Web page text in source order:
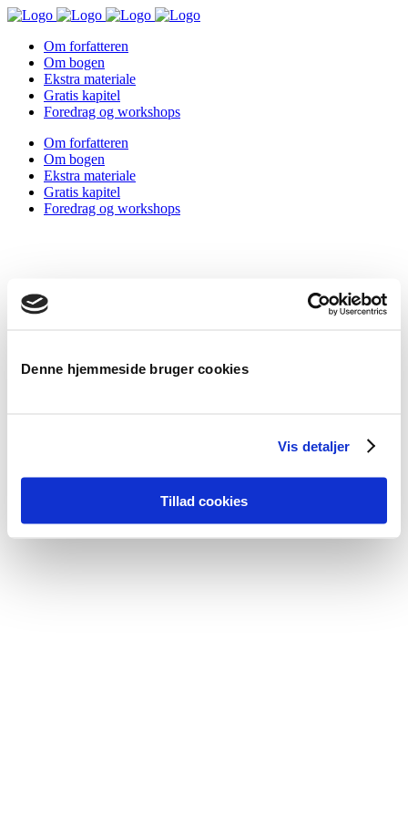
Denne hjemmeside bruger cookies
Vis detaljer
Tillad cookies
Om forfatteren
Om bogen
Ekstra materiale
Gratis kapitel
Foredrag og workshops
Om forfatteren
Om bogen
Ekstra materiale
Gratis kapitel
Foredrag og workshops